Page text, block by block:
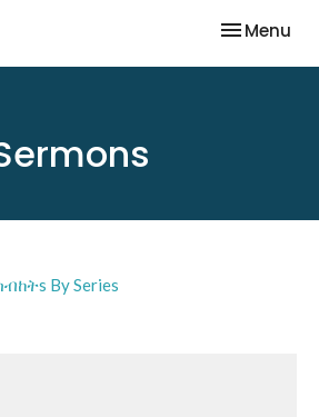
Toggle
Menu
By Series